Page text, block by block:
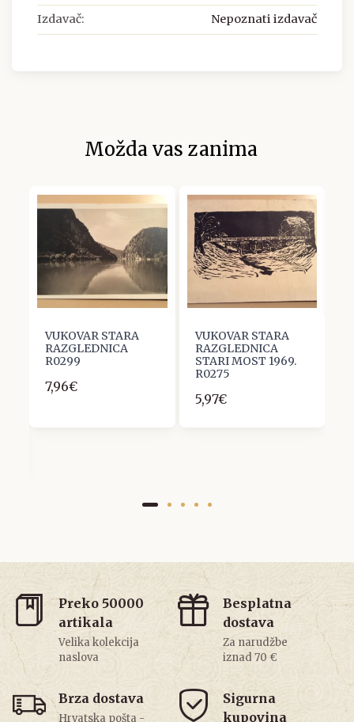
Izdavač: Nepoznati izdavač
Možda vas zanima
VUKOVAR STARA
RAZGLEDNICA
R0299
7,96€
VUKOVAR STARA
RAZGLEDNICA
STARI MOST 1969.
R0275
5,97€
Preko 50000
artikala
Velika kolekcija
naslova
Besplatna
dostava
Za narudžbe
iznad 70 €
Brza dostava
Hrvatska pošta -
Sigurna
kupovina